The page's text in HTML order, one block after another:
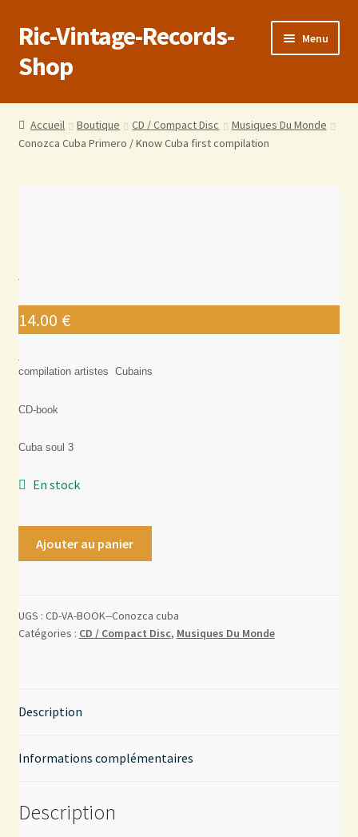
Ric-Vintage-Records-
Shop
Menu
Accueil
Boutique
Conditions générales de vente
Politique de confidentialité
Contact
Accueil Boutique CD / Compact Disc
Musiques Du Monde
Conozca Cuba Primero / Know Cuba first compilation
14.00 €
compilation artistes Cubains
CD-book
Cuba soul 3
En stock
Ajouter au panier
UGS : CD-VA-BOOK--Conozca cuba
Catégories : CD / Compact Disc, Musiques Du Monde
Description
Informations complémentaires
Description